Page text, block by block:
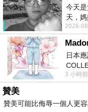
從片名到女主角
部怎樣的電影，
任珍妮佛洛佩茲
席執行官，發展
各有各的問題，
們的工作，轉而
任這份工作，當
今天
天，
理家務
2026-
日本
美國
3 小時前
贊美
贊美可能比侮辱一個人更